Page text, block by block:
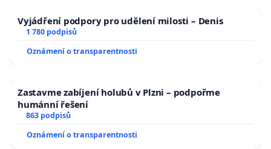
Vyjádření podpory pro udělení milosti – Denis
1 780 podpisů
Oznámení o transparentnosti
Zastavme zabíjení holubů v Plzni – podpořme
humánní řešení
863 podpisů
Oznámení o transparentnosti